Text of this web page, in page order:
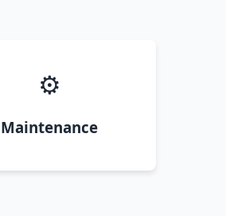
⚙️
Maintenance